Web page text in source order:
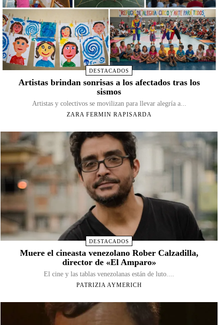
DESTACADOS
Artistas brindan sonrisas a los afectados tras los
sismos
Artistas y colectivos se movilizan para llevar alegría a...
ZARA FERMIN RAPISARDA
DESTACADOS
Muere el cineasta venezolano Rober Calzadilla,
director de «El Amparo»
El cine y las tablas venezolanas están de luto....
PATRIZIA AYMERICH